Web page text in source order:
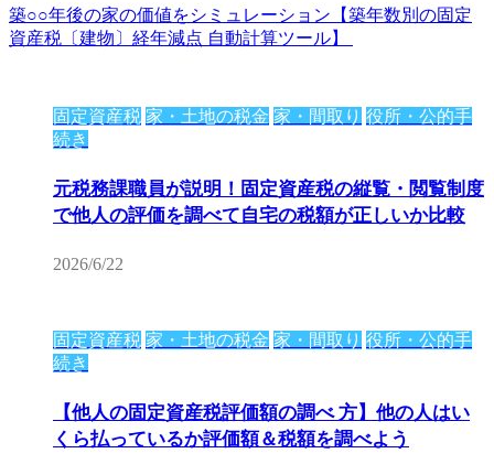
築○○年後の家の価値をシミュレーション【築年数別の固定
資産税〔建物〕経年減点 自動計算ツール】
固定資産税 家・土地の税金 家・間取り 役所・公的手
続き
元税務課職員が説明！固定資産税の縦覧・閲覧制度
で他人の評価を調べて自宅の税額が正しいか比較
2026/6/22
固定資産税 家・土地の税金 家・間取り 役所・公的手
続き
【他人の固定資産税評価額の調べ 方】他の人はい
くら払っているか評価額＆税額を調べよう